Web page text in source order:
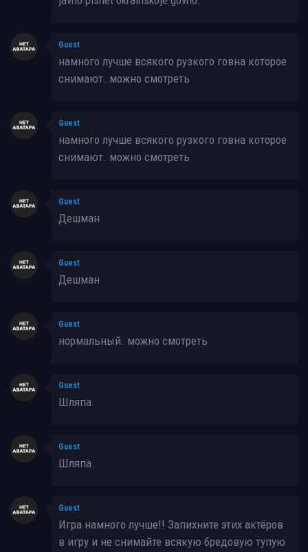
Guest
намного лучше всякого рузкого говна которое
снимают. можно смотреть
Guest
намного лучше всякого рузкого говна которое
снимают. можно смотреть
Guest
Дешман
Guest
Дешман
Guest
нормальный. можно смотреть
Guest
Шляпа.
Guest
Шляпа.
Guest
Игра намного лучше!! Запихните этих актёров
в игру и не снимайте всякую бредовую тупую